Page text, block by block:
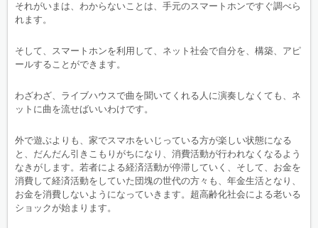
それがいまは、わからないことは、手元のスマートホンですぐ調べら
れます。
そして、スマートホンを利用して、ネット社会で自分を、構築、アピ
ールすることができます。
わざわざ、ライブハウスで曲を聞いてくれる人に演奏しなくても、ネ
ットに曲を流せばいいわけです。
外で遊ぶよりも、家でスマホをいじっている方が楽しい状態になる
と、だんだん引きこもりがちになり、消費活動が行われなくなるよう
なきがします。若者による経済活動が停滞していく、そして、お金を
消費して経済活動をしていた団塊の世代の方々も、年金生活となり、
お金を消費しないようになっていきます。超高齢化社会による老いる
ショックが始まります。